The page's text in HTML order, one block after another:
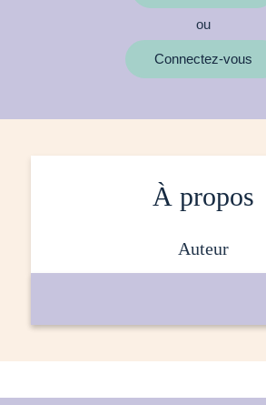
ou
Connectez-vous
À propos
auteur